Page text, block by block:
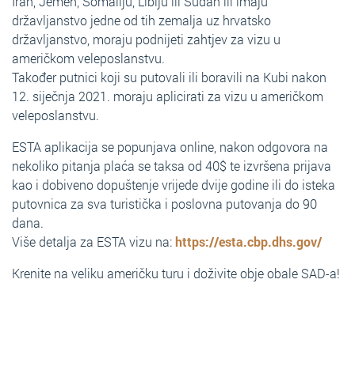
državljanstvo jedne od tih zemalja uz hrvatsko
državljanstvo, moraju podnijeti zahtjev za vizu u
američkom veleposlanstvu.
Također putnici koji su putovali ili boravili na Kubi nakon
12. siječnja 2021. moraju aplicirati za vizu u američkom
veleposlanstvu.
ESTA aplikacija se popunjava online, nakon odgovora na
nekoliko pitanja plaća se taksa od 40$ te izvršena prijava
kao i dobiveno dopuštenje vrijede dvije godine ili do isteka
putovnica za sva turistička i poslovna putovanja do 90
dana.
Više detalja za ESTA vizu na:https://esta.cbp.dhs.gov/
Krenite na veliku američku turu i doživite obje obale SAD-a!